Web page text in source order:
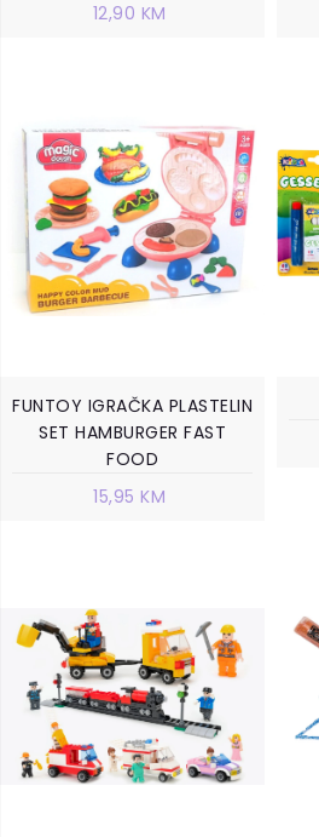
12,90 KM
FUNTOY IGRAČKA PLASTELIN
SET HAMBURGER FAST
FOOD
15,95 KM